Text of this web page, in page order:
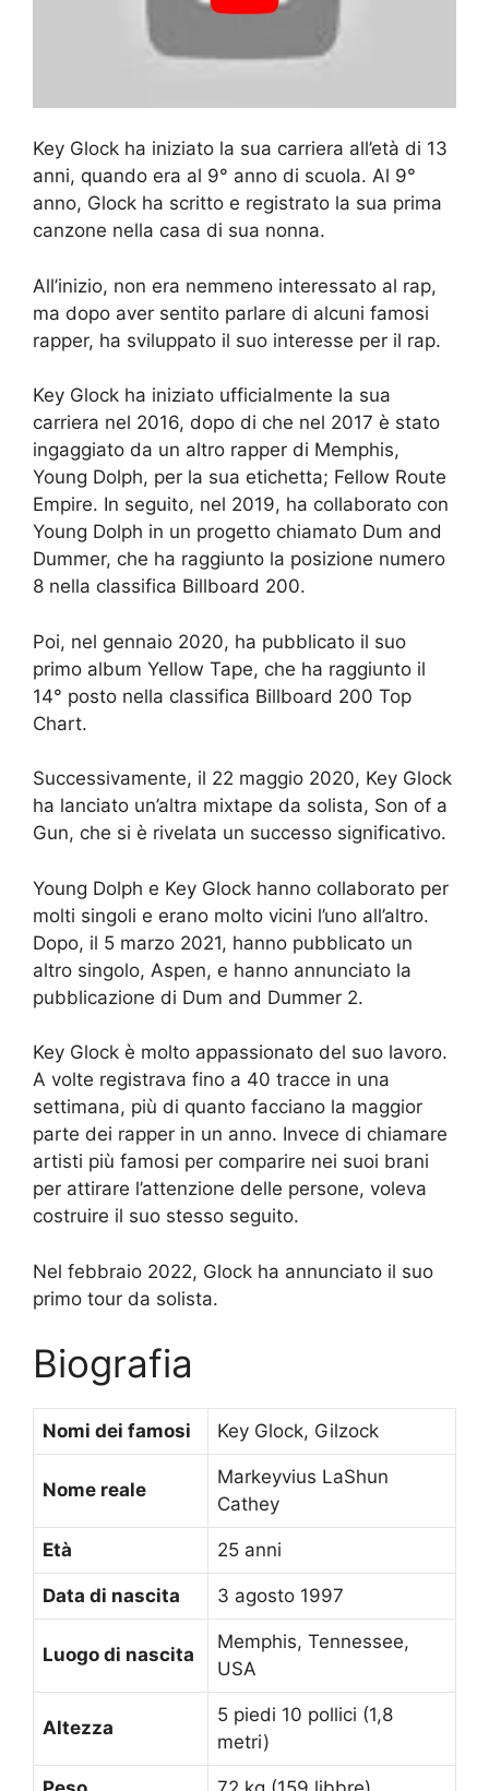
Key Glock ha iniziato la sua carriera all’età di 13
anni, quando era al 9° anno di scuola. Al 9°
anno, Glock ha scritto e registrato la sua prima
canzone nella casa di sua nonna.
All’inizio, non era nemmeno interessato al rap,
ma dopo aver sentito parlare di alcuni famosi
rapper, ha sviluppato il suo interesse per il rap.
Key Glock ha iniziato ufficialmente la sua
carriera nel 2016, dopo di che nel 2017 è stato
ingaggiato da un altro rapper di Memphis,
Young Dolph, per la sua etichetta; Fellow Route
Empire. In seguito, nel 2019, ha collaborato con
Young Dolph in un progetto chiamato Dum and
Dummer, che ha raggiunto la posizione numero
8 nella classifica Billboard 200.
Poi, nel gennaio 2020, ha pubblicato il suo
primo album Yellow Tape, che ha raggiunto il
14° posto nella classifica Billboard 200 Top
Chart.
Successivamente, il 22 maggio 2020, Key Glock
ha lanciato un’altra mixtape da solista, Son of a
Gun, che si è rivelata un successo significativo.
Young Dolph e Key Glock hanno collaborato per
molti singoli e erano molto vicini l’uno all’altro.
Dopo, il 5 marzo 2021, hanno pubblicato un
altro singolo, Aspen, e hanno annunciato la
pubblicazione di Dum and Dummer 2.
Key Glock è molto appassionato del suo lavoro.
A volte registrava fino a 40 tracce in una
settimana, più di quanto facciano la maggior
parte dei rapper in un anno. Invece di chiamare
artisti più famosi per comparire nei suoi brani
per attirare l’attenzione delle persone, voleva
costruire il suo stesso seguito.
Nel febbraio 2022, Glock ha annunciato il suo
primo tour da solista.
Biografia
Nomi dei famosi Key Glock, Gilzock
Nome reale
Markeyvius LaShun
Cathey
Età 25 anni
Data di nascita 3 agosto 1997
Luogo di nascita
Memphis, Tennessee,
USA
Altezza
5 piedi 10 pollici (1,8
metri)